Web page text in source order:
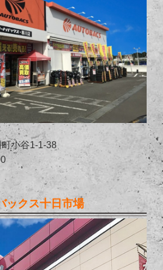
小谷1-1-38
ックス十日市場